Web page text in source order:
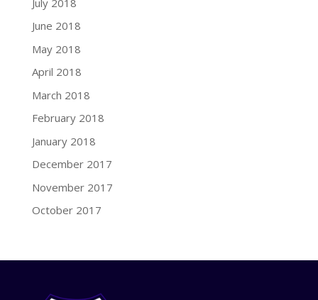
June 2018
May 2018
April 2018
March 2018
February 2018
January 2018
December 2017
November 2017
October 2017